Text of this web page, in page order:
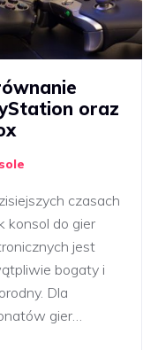
oraz
czasach
konsol do gier
jest
bogaty i
Dla
gier…